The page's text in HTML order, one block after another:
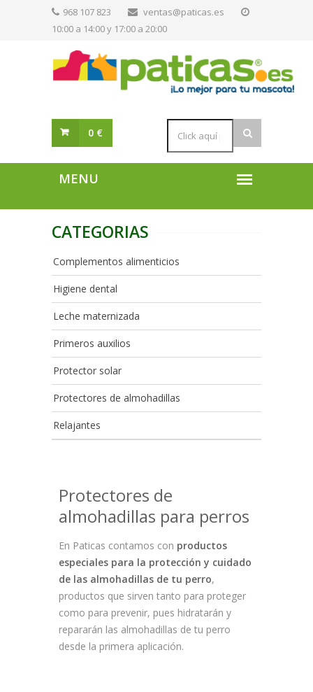
968 107 823
ventas@paticas.es
10:00 a 14:00 y 17:00 a 20:00
0 €
CATEGORIAS
Complementos alimenticios
Higiene dental
Leche maternizada
Primeros auxilios
Protector solar
Protectores de almohadillas
Relajantes
Protectores de
almohadillas para perros
En Paticas contamos con productos
especiales para la protección y cuidado
de las almohadillas de tu perro,
productos que sirven tanto para proteger
como para prevenir, pues hidratarán y
repararán las almohadillas de tu perro
desde la primera aplicación.